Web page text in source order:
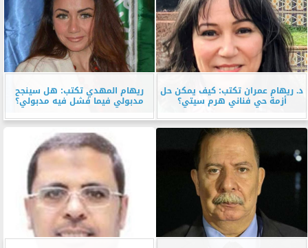
د. ريهام عمران تكتب: كيف يمكن حل
أزمة حي فناني هرم سيتي؟
ريهام المهدي تكتب: هل سينجح
مدبولي فيما فشل فيه مدبولي؟